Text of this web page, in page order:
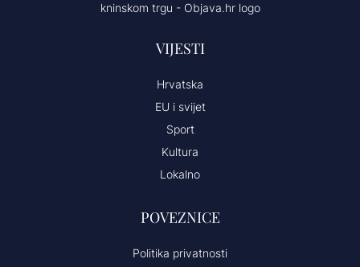
VIJESTI
Hrvatska
EU i svijet
Sport
Kultura
Lokalno
POVEZNICE
Politika privatnosti